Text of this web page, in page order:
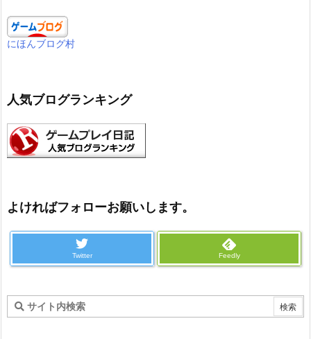
にほんブログ村
人気ブログランキング
よければフォローお願いします。
Twitter Feedly